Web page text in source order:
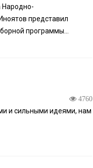
Народно-
представил
программы...
4760
и сильными идеями, нам